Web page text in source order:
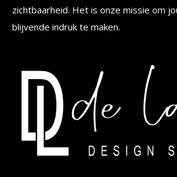
zichtbaarheid. Het is onze missie om
blijvende indruk te maken.